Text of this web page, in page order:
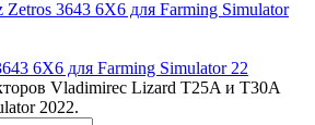
6X6 для Farming Simulator 22
Vladimirec Lizard T25A и T30A
2022.